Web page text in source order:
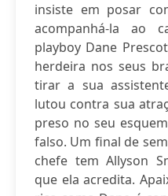
insiste em posar
acompanhá-la ao
playboy Dane
herdeira nos seus
tirar a sua
lutou contra sua
preso no seu
falso. Um final de
chefe tem Allyson
que ela acredita.